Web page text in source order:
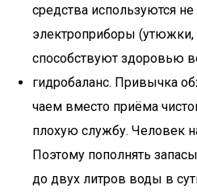
средства используются
электроприборы
способствуют здоровью
гидробаланс. Привычка
чаем вместо приёма
плохую службу. Человек
Поэтому пополнять
до двух литров воды в